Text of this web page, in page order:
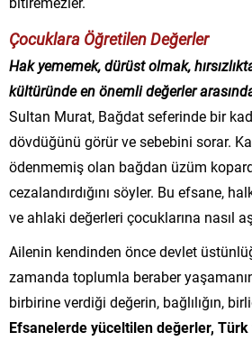
Çocuklara Öğretilen Değerler
Hak yememek, dürüst olmak,
kültüründe en önemli değerler
Sultan Murat, Bağdat seferinde bir
dövdüğünü görür ve sebebini sorar.
ödenmemiş olan bağdan üzüm
cezalandırdığını söyler. Bu efsane,
ve ahlaki değerleri çocuklarına nasıl
Ailenin kendinden önce devlet
zamanda toplumla beraber
birbirine verdiği değerin, bağlılığın,
Efsanelerde yüceltilen değerler,